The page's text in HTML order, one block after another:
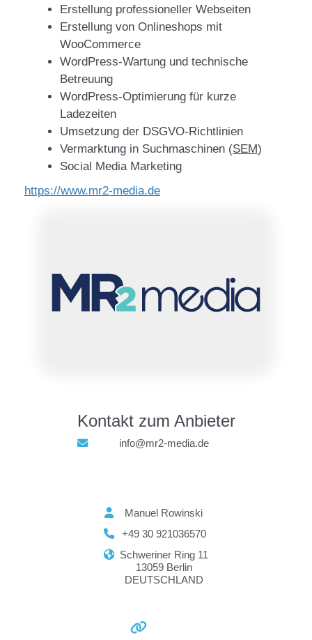
Erstellung professioneller Webseiten
Erstellung von Onlineshops mit
WooCommerce
WordPress-Wartung und technische
Betreuung
WordPress-Optimierung für kurze
Ladezeiten
Umsetzung der DSGVO-Richtlinien
Vermarktung in Suchmaschinen (SEM)
Social Media Marketing
https://www.mr2-media.de
Kontakt zum Anbieter
info@mr2-media.de
Manuel Rowinski
+49 30 921036570
Schweriner Ring 11
13059 Berlin
DEUTSCHLAND